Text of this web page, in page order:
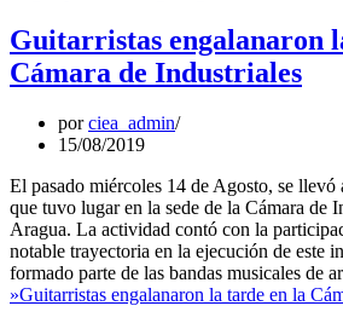
Guitarristas engalanaron
Cámara de Industriales
porciea_admin
15/08/2019
El pasado miércoles 14 de Agosto, se
que tuvo lugar en la sede de la Cámara de
Aragua. La actividad contó con la
notable trayectoria en la ejecución de este
formado parte de las bandas musicales de
»Guitarristas engalanaron la tarde en la